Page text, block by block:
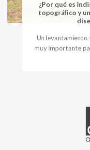
¿Por qué es
topográfico y
Un levantamiento
muy importante